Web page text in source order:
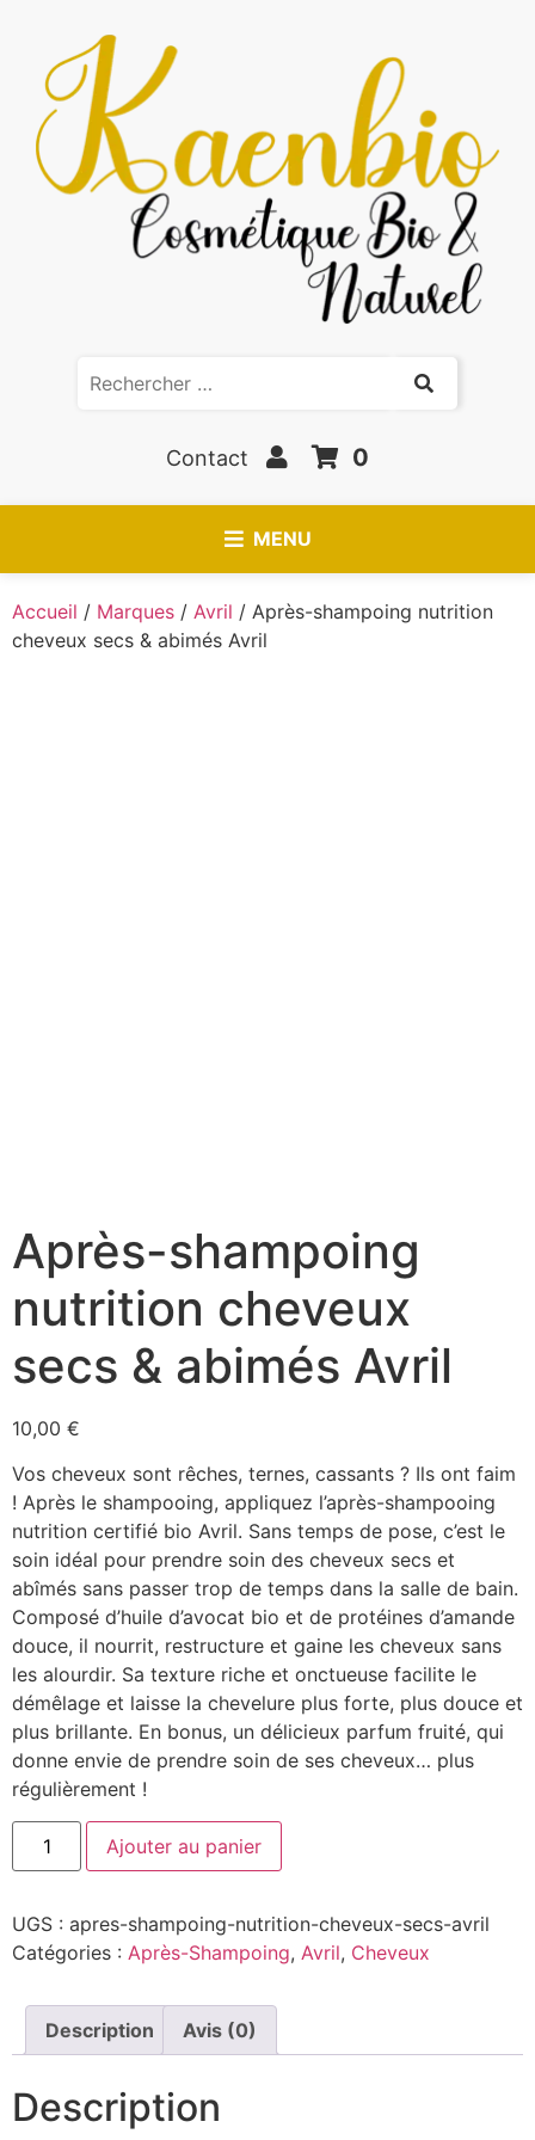
Contact 0
MENU
Accueil / Marques / Avril / Après-shampoing nutrition
cheveux secs & abimés Avril
Après-shampoing
nutrition cheveux
secs & abimés Avril
10,00 €
Vos cheveux sont rêches, ternes, cassants ? Ils ont faim
! Après le shampooing, appliquez l’après-shampooing
nutrition certifié bio Avril. Sans temps de pose, c’est le
soin idéal pour prendre soin des cheveux secs et
abîmés sans passer trop de temps dans la salle de bain.
Composé d’huile d’avocat bio et de protéines d’amande
douce, il nourrit, restructure et gaine les cheveux sans
les alourdir. Sa texture riche et onctueuse facilite le
démêlage et laisse la chevelure plus forte, plus douce et
plus brillante. En bonus, un délicieux parfum fruité, qui
donne envie de prendre soin de ses cheveux… plus
régulièrement !
Ajouter au panier
UGS : apres-shampoing-nutrition-cheveux-secs-avril
Catégories : Après-Shampoing, Avril, Cheveux
Description Avis (0)
Description